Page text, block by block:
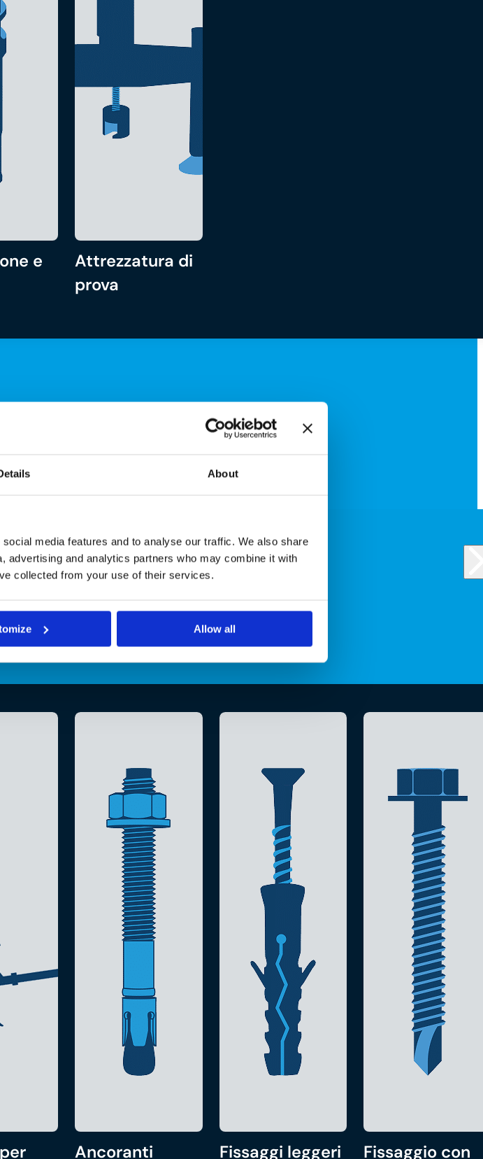
About
media features and to analyse our traffic. We also share
advertising and analytics partners who may combine it with
collected from your use of their services.
Allow all
e
Attrezzatura di
prova
Ancoranti Fissaggi leggeri Fissaggio con